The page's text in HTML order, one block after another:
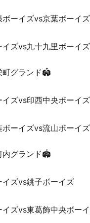
ボーイズvs京葉ボーイズ
イズvs九十九里ボーイズ
町グランド🏟️
イズvs印西中央ボーイズ
ボーイズvs流山ボーイズ
内グランド🏟️
イズvs銚子ボーイズ
イズvs東葛飾中央ボー